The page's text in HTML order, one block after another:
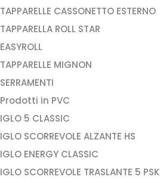
TAPPARELLE CASSONETTO ESTERNO
TAPPARELLA ROLL STAR
EASYROLL
TAPPARELLE MIGNON
SERRAMENTI
Prodotti in PVC
IGLO 5 CLASSIC
IGLO SCORREVOLE ALZANTE HS
IGLO ENERGY CLASSIC
IGLO SCORREVOLE TRASLANTE 5 PSK